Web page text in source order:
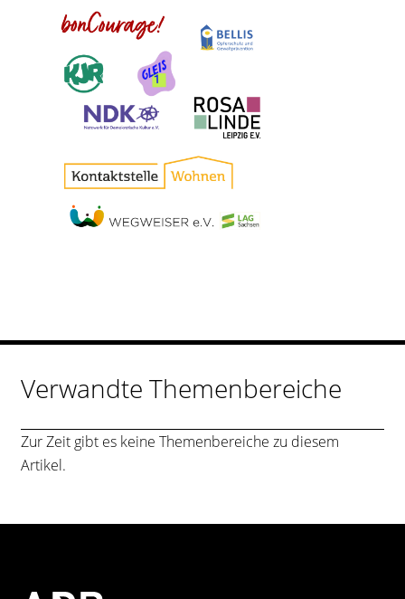
Verwandte Themenbereiche
Zur Zeit gibt es keine Themenbereiche zu diesem
Artikel.